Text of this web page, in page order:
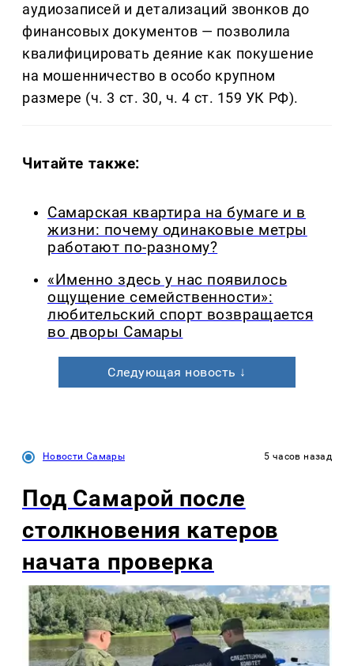
аудиозаписей и детализаций звонков до
финансовых документов — позволила
квалифицировать деяние как покушение
на мошенничество в особо крупном
размере (ч. 3 ст. 30, ч. 4 ст. 159 УК РФ).
Читайте также:
Самарская квартира на бумаге и в
жизни: почему одинаковые метры
работают по-разному?
«Именно здесь у нас появилось
ощущение семейственности»:
любительский спорт возвращается
во дворы Самары
Следующая новость ↓
Новости Самары 5 часов назад
Под Самарой после
столкновения катеров
начата проверка